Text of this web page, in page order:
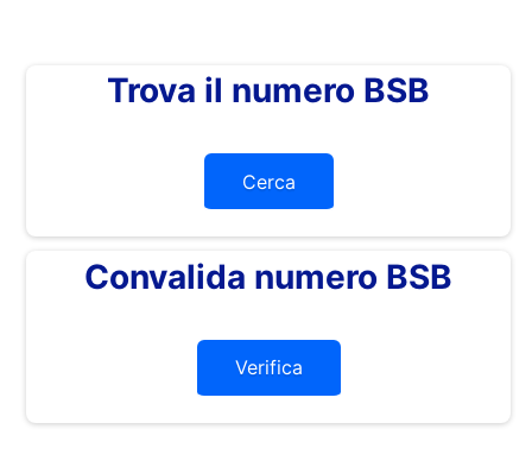
Trova il numero BSB
Cerca
Convalida numero BSB
Verifica